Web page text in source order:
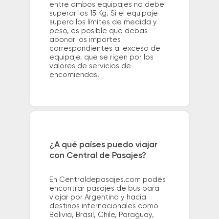
entre ambos equipajes no debe
superar los 15 Kg. Si el equipaje
supera los límites de medida y
peso, es posible que debas
abonar los importes
correspondientes al exceso de
equipaje, que se rigen por los
valores de servicios de
encomiendas.
¿A qué países puedo viajar
con Central de Pasajes?
En Centraldepasajes.com podés
encontrar pasajes de bus para
viajar por Argentina y hacia
destinos internacionales como
Bolivia, Brasil, Chile, Paraguay,